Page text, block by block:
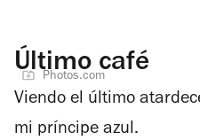
Último café
Photos.com
Viendo el último
mi príncipe azul.